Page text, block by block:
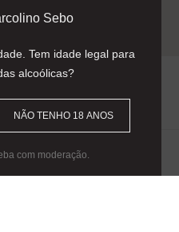
Tem idade legal para
alcoólicas?
NÃO TENHO 18 ANOS
com moderação.